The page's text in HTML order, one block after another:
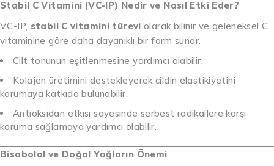
Stabil C Vitamini (VC-IP) Nedir ve Nasıl Etki Eder?
VC-IP, stabil C vitamini türevi olarak bilinir ve geleneksel C
vitaminine göre daha dayanıklı bir form sunar.
Cilt tonunun eşitlenmesine yardımcı olabilir.
Kolajen üretimini destekleyerek cildin elastikiyetini
korumaya katkıda bulunabilir.
Antioksidan etkisi sayesinde serbest radikallere karşı
koruma sağlamaya yardımcı olabilir.
Bisabolol ve Doğal Yağların Önemi